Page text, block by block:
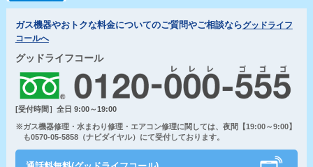
ガス機器やおトクな料金についてのご質問やご相談ならグッドライフ
コールへ
グッドライフコール
[受付時間］全日 9:00～19:00
※ガス機器修理・水まわり修理・エアコン修理に関しては、夜間【19:00～9:00】
も0570-05-5858（ナビダイヤル）にて受付しております。